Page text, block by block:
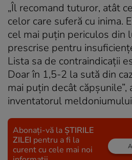
„Îl recomand tuturor, atât
celor care suferă cu inima.
cel mai puțin periculos din
prescrise pentru
Lista sa de contraindicații
Doar în 1,5-2 la sută din
mai puțin decât căpșunile”,
inventatorul
Abonați-vă la ȘTIRILE
ZILEI pentru a fi la
curent cu cele mai noi